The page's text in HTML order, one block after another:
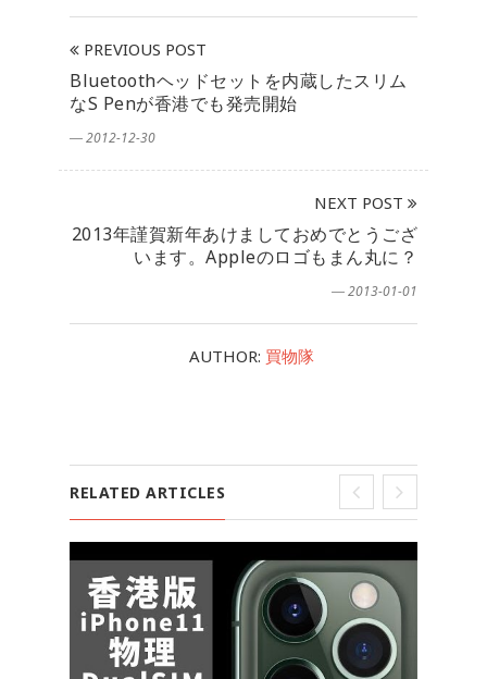
PREVIOUS POST
Bluetoothヘッドセットを内蔵したスリム
なS Penが香港でも発売開始
― 2012-12-30
NEXT POST
2013年謹賀新年あけましておめでとうござ
います。Appleのロゴもまん丸に？
― 2013-01-01
AUTHOR: 買物隊
RELATED ARTICLES